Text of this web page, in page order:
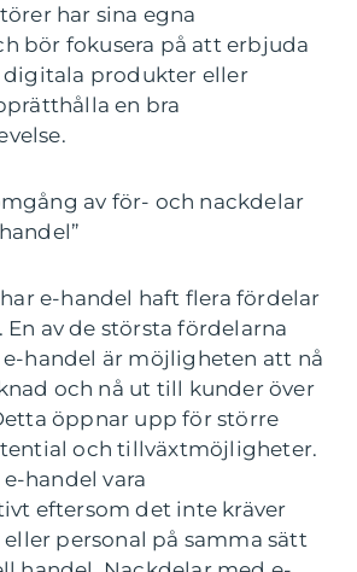
har sina egna
bör fokusera på att erbjuda
produkter eller
en bra
av för- och nackdelar
e-handel haft flera fördelar
av de största fördelarna
handel är möjligheten att nå
och nå ut till kunder över
öppnar upp för större
och tillväxtmöjligheter.
handel vara
eftersom det inte kräver
personal på samma sätt